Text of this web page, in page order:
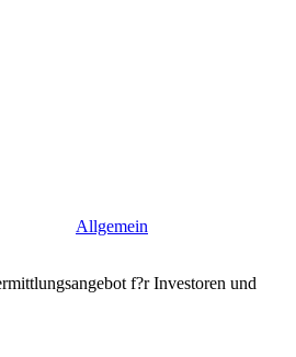
Allgemein
f?r Investoren und